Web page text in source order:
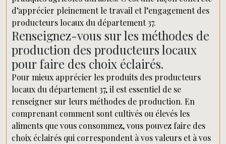
d’apprécier pleinement le travail et l’engagement des
producteurs locaux du département 37.
Renseignez-vous sur les méthodes de
production des producteurs locaux
pour faire des choix éclairés.
Pour mieux apprécier les produits des producteurs
locaux du département 37, il est essentiel de se
renseigner sur leurs méthodes de production. En
comprenant comment sont cultivés ou élevés les
aliments que vous consommez, vous pouvez faire des
choix éclairés qui correspondent à vos valeurs et à vos